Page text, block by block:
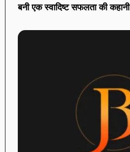
बनी एक स्वादिष्ट सफलता की कहानी